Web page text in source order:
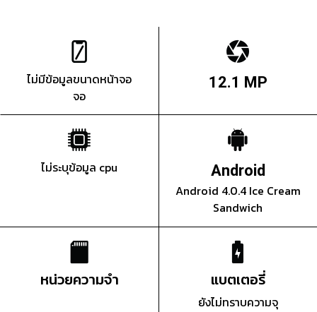
ไม่มีข้อมูลขนาดหน้าจอ
จอ
12.1 MP
ไม่ระบุข้อมูล cpu Android
Android 4.0.4 Ice Cream
Sandwich
หน่วยความจำ แบตเตอรี่
ยังไม่ทราบความจุ